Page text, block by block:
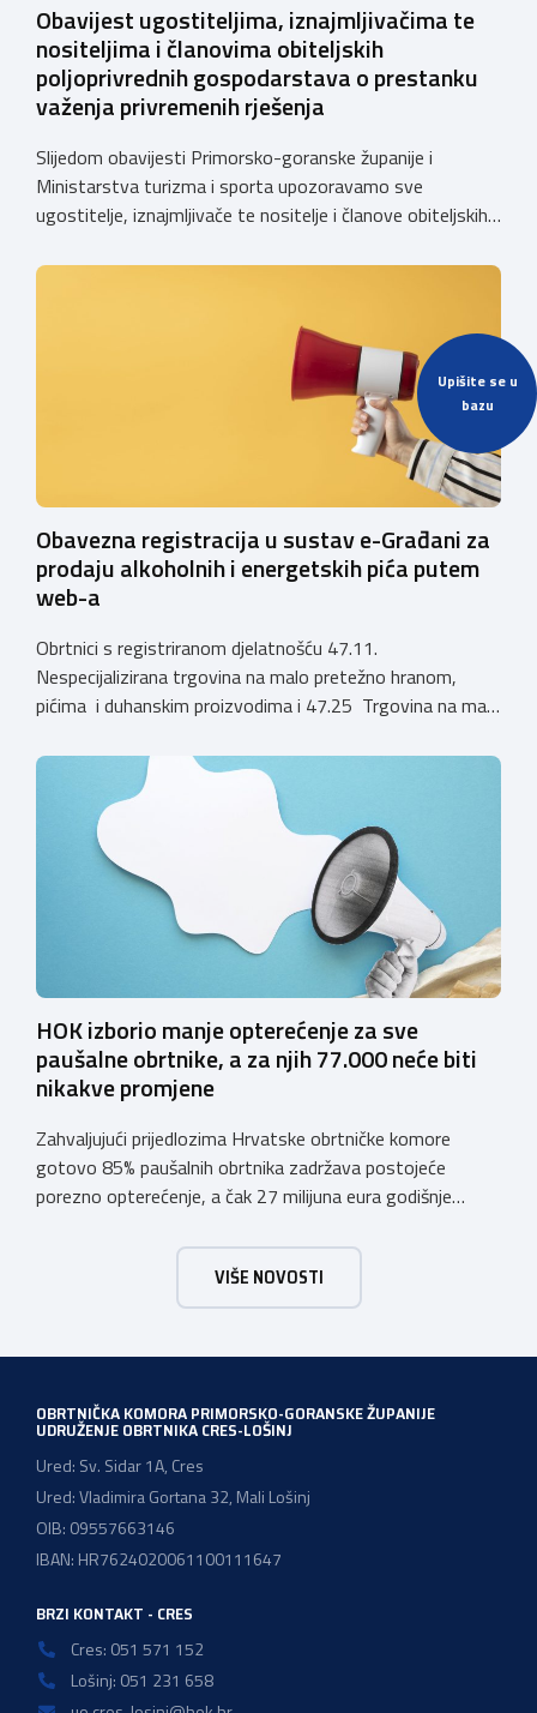
Upišite se u
bazu
Obavijest ugostiteljima, iznajmljivačima te
nositeljima i članovima obiteljskih
poljoprivrednih gospodarstava o prestanku
važenja privremenih rješenja
Slijedom obavijesti Primorsko-goranske županije i
Ministarstva turizma i sporta upozoravamo sve
ugostitelje, iznajmljivače te nositelje i članove obiteljskih
privremenih rješenja izdanih sukladno Zakonu o
1. siječnja 2025. godine više ne mogu podnositi novi
zahtjevi za izdavanje privremenih rješenja, dok već izdana
Obavezna registracija u sustav e-Građani za
prodaju alkoholnih i energetskih pića putem
web-a
Obrtnici s registriranom djelatnošću 47.11.
Nespecijalizirana trgovina na malo pretežno hranom,
pićima i duhanskim proizvodima i 47.25 Trgovina na malo
koja sadrže alkohol i energetska pića dužni su uskladiti
svoje poslovne procese i osigurati tehničko rješenje za
vjerodostojnu provjeru punoljetnosti kupca putem
sustava e-Građani ili putem mobilne […]
HOK izborio manje opterećenje za sve
paušalne obrtnike, a za njih 77.000 neće biti
nikakve promjene
Zahvaljujući prijedlozima Hrvatske obrtničke komore
gotovo 85% paušalnih obrtnika zadržava postojeće
porezno opterećenje, a čak 27 milijuna eura godišnje
komora pozdravlja odluku Vlade Republike Hrvatske da u
konačnom prijedlogu poreznih izmjena prihvati ključne
prijedloge HOK-a iznesene tijekom intenzivnog dijaloga s
VIŠE NOVOSTI
OBRTNIČKA KOMORA PRIMORSKO-GORANSKE ŽUPANIJE
UDRUŽENJE OBRTNIKA CRES-LOŠINJ
Ured: Sv. Sidar 1A, Cres
Ured: Vladimira Gortana 32, Mali Lošinj
OIB: 09557663146
IBAN: HR7624020061100111647
BRZI KONTAKT - CRES
Cres: 051 571 152
Lošinj: 051 231 658